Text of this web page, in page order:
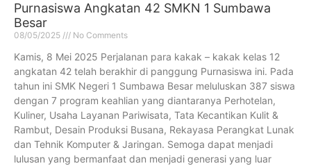
Purnasiswa Angkatan 42 SMKN 1 Sumbawa
Besar
08/05/2025 No Comments
Kamis, 8 Mei 2025 Perjalanan para kakak – kakak kelas 12
angkatan 42 telah berakhir di panggung Purnasiswa ini. Pada
tahun ini SMK Negeri 1 Sumbawa Besar meluluskan 387 siswa
dengan 7 program keahlian yang diantaranya Perhotelan,
Kuliner, Usaha Layanan Pariwisata, Tata Kecantikan Kulit &
Rambut, Desain Produksi Busana, Rekayasa Perangkat Lunak
dan Tehnik Komputer & Jaringan. Semoga dapat menjadi
lulusan yang bermanfaat dan menjadi generasi yang luar